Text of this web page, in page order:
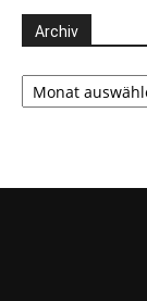
Archiv
Archiv